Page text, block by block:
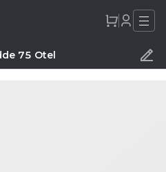
75 Otel